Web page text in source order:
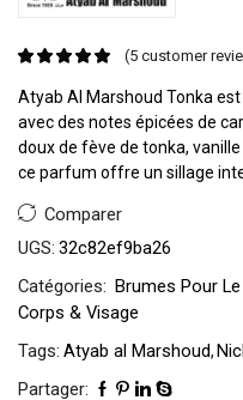
(5 customer
Atyab Al Marshoud Tonka
avec des notes épicées de
doux de fève de tonka,
ce parfum offre un sillage
Comparer
UGS: 32c82ef9ba26
Catégories: Brumes Pour
Corps & Visage
Tags: Atyab al Marshoud,
Partager: